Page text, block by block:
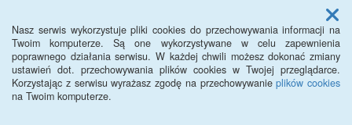
Nasz serwis wykorzystuje pliki cookies do przechowywania informacji na
Twoim komputerze. Są one wykorzystywane w celu zapewnienia
poprawnego działania serwisu. W każdej chwili możesz dokonać zmiany
ustawień dot. przechowywania plików cookies w Twojej przeglądarce.
Korzystając z serwisu wyrażasz zgodę na przechowywanieplików cookies
na Twoim komputerze.
Menu
BIP - Urząd Miejski
Wyśmierzyce